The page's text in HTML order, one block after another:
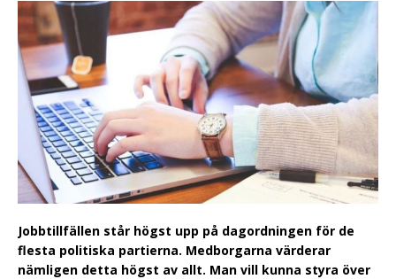
Jobbtillfällen står högst upp på dagordningen för de
flesta politiska partierna. Medborgarna värderar
nämligen detta högst av allt. Man vill kunna styra över